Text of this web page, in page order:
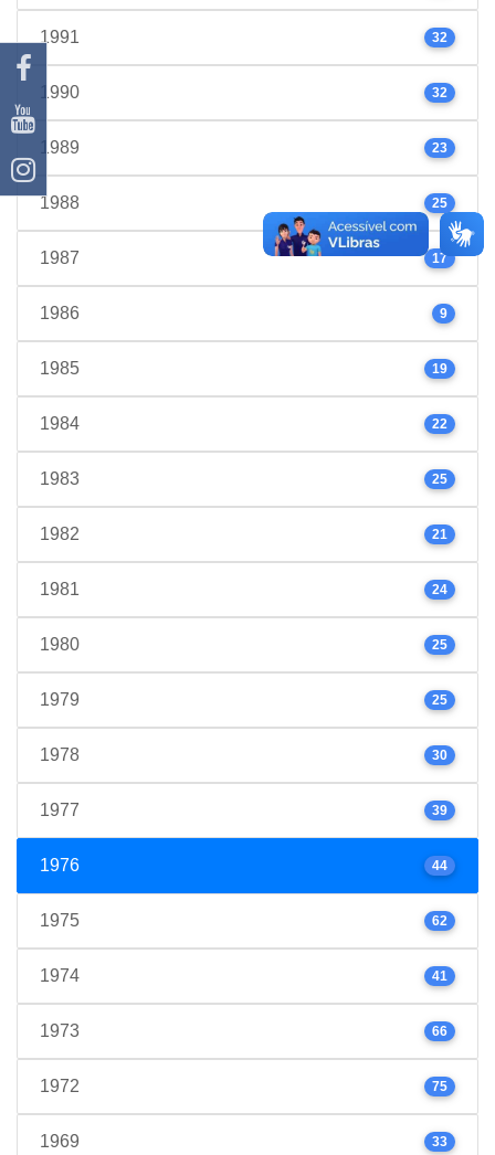
1991 32
1990 32
1989 23
1988 25
1987 17
1986 9
1985 19
1984 22
1983 25
1982 21
1981 24
1980 25
1979 25
1978 30
1977 39
1976 44
1975 62
1974 41
1973 66
1972 75
1969 33